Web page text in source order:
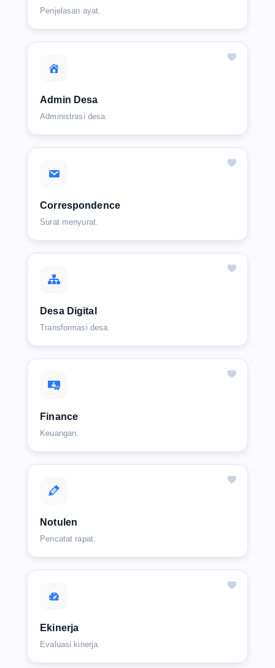
Penjelasan ayat.
Admin Desa
Administrasi desa.
Correspondence
Surat menyurat.
Desa Digital
Transformasi desa.
Finance
Keuangan.
Notulen
Pencatat rapat.
Ekinerja
Evaluasi kinerja.